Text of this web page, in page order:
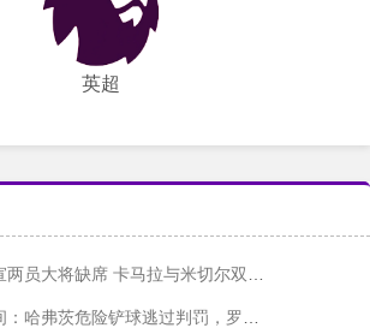
英超
将缺席 卡马拉与米切尔双双退出欧洲杯阵容
茨危险铲球逃过判罚，罗梅罗灵巧化解险情